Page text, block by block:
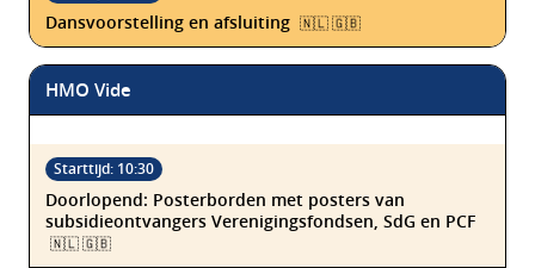
Dansvoorstelling en afsluiting 🇳🇱 🇬🇧
HMO Vide
Doorlopend: Posterborden met posters van
subsidieontvangers Verenigingsfondsen, SdG en PCF
🇳🇱 🇬🇧